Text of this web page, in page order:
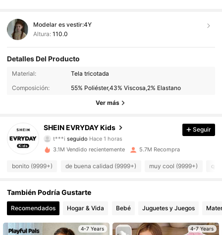
Modelar es vestir:4Y
Altura: 110.0
Detalles Del Producto
Material:
Tela tricotada
Composición:
55% Poliéster,43% Viscosa,2% Elastano
Ver más
SHEIN EVRYDAY Kids
427K Seguidores
4,95 427K Seguidores
427K Seguidores
4,95
4,95 427K Seguidores
Seguir
3.1M Vendido recientemente 5.7M Recompra
bonito (9999+) de buena calidad (9999+) muy cool (9999+)
También Podría Gustarte
Recomendados Hogar & Vida Bebé Juguetes y Juegos
4-7 Years 4-7 Years